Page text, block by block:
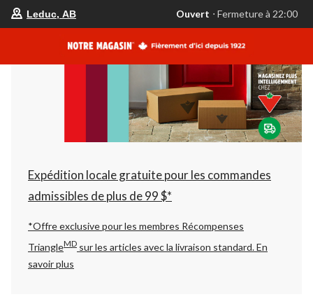
votre
est
AB,
Ouvert,
Fermeture
à
22:00
changer
Leduc, AB Ouvert ⋅ Fermeture à 22:00
Expédition locale gratuite pour les commandes
admissibles de plus de 99 $*
*Offre exclusive pour les membres Récompenses
TriangleMD sur les articles avec la livraison standard.En
savoir plus